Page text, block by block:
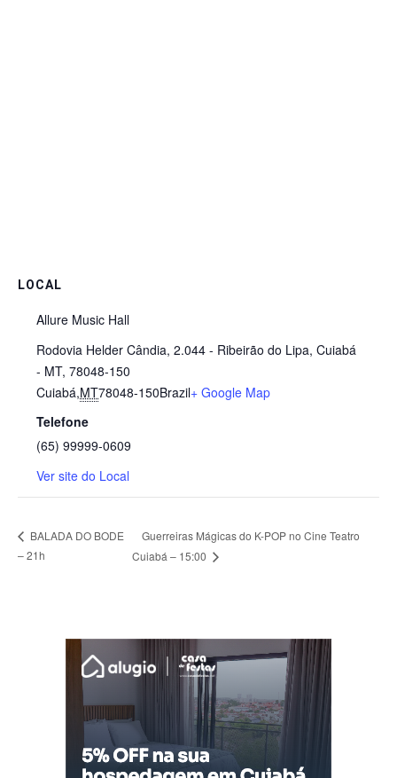
LOCAL
Allure Music Hall
Rodovia Helder Cândia, 2.044 - Ribeirão do Lipa, Cuiabá
- MT, 78048-150
Cuiabá,MT78048-150Brazil+ Google Map
Telefone
(65) 99999-0609
Ver site do Local
BALADA DO BODE
– 21h
Guerreiras Mágicas do K-POP no Cine Teatro
Cuiabá – 15:00